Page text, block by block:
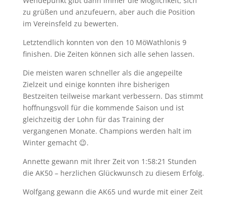
zu grüßen und anzufeuern, aber auch die Position
im Vereinsfeld zu bewerten.
Letztendlich konnten von den 10 MöWathlonis 9
finishen. Die Zeiten können sich alle sehen lassen.
Die meisten waren schneller als die angepeilte
Zielzeit und einige konnten ihre bisherigen
Bestzeiten teilweise markant verbessern. Das stimmt
hoffnungsvoll für die kommende Saison und ist
gleichzeitig der Lohn für das Training der
vergangenen Monate. Champions werden halt im
Winter gemacht 😉.
Annette gewann mit Ihrer Zeit von 1:58:21 Stunden
die AK50 – herzlichen Glückwunsch zu diesem Erfolg.
Wolfgang gewann die AK65 und wurde mit einer Zeit